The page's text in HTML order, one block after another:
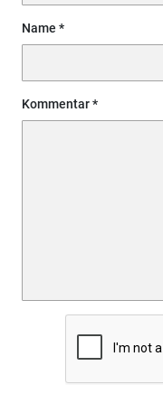
Name
Kommentar